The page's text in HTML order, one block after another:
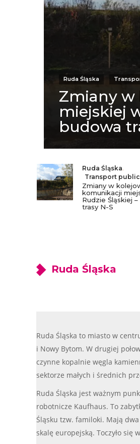
Ruda Śląska
Zmiany
miejskiej
budowa
Ruda Śląska,
Transport
Zmiany w
komunikacji
Rudzie Śląskiej
trasy N-S
Ruda Śląska
Ruda Śląska to miasto w
i Nowy Bytom. W drugiej
czynne kopalnie węgla
sektorze małych i średnich
Ruda Śląska jest ważnym
robotnicze Kaufhaus. To
Śląsku tzw. familoki. Mają
skalę europejską. Toczyło się